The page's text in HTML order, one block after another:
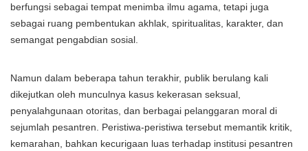
berfungsi sebagai tempat menimba ilmu agama, tetapi juga
sebagai ruang pembentukan akhlak, spiritualitas, karakter, dan
semangat pengabdian sosial.
Namun dalam beberapa tahun terakhir, publik berulang kali
dikejutkan oleh munculnya kasus kekerasan seksual,
penyalahgunaan otoritas, dan berbagai pelanggaran moral di
sejumlah pesantren. Peristiwa-peristiwa tersebut memantik kritik,
kemarahan, bahkan kecurigaan luas terhadap institusi pesantren